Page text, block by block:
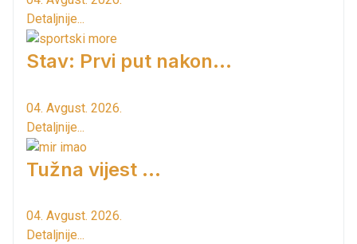
Detaljnije...
Stav: Prvi put nakon…
04. Avgust. 2026.
Detaljnije...
Tužna vijest ...
04. Avgust. 2026.
Detaljnije...